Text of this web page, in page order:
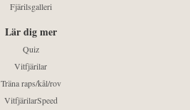
Fjärilsgalleri
Lär dig mer
Quiz
Vitfjärilar
Träna raps/kål/rov
VitfjärilarSpeed